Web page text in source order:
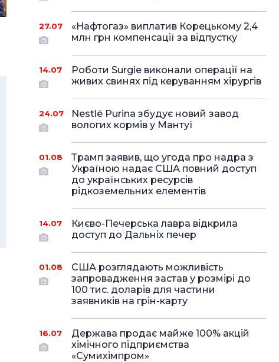
27.07
«Нафтогаз» виплатив Корецькому 2,4
млн грн компенсації за відпустку
14.07
Роботи Surgie виконали операції на
живих свинях під керуванням хірургів
24.07
Nestlé Purina збудує новий завод
вологих кормів у Мантуї
01.08
Трамп заявив, що угода про надра з
Україною надає США повний доступ
до українських ресурсів
рідкоземельних елементів
14.07
Києво-Печерська лавра відкрила
доступ до Дальніх печер
01.08
США розглядають можливість
запровадження застав у розмірі до
100 тис. доларів для частини
заявників на грін-карту
16.07
Держава продає майже 100% акцій
хімічного підприємства
«Сумихімпром»